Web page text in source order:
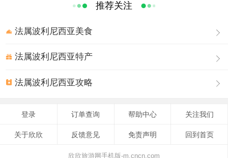
推荐关注
法属波利尼西亚美食
法属波利尼西亚特产
法属波利尼西亚攻略
登录 订单查询 帮助中心 关注我们
关于欣欣 反馈意见 免责声明 回到首页
欣欣旅游网手机版-m.cncn.com